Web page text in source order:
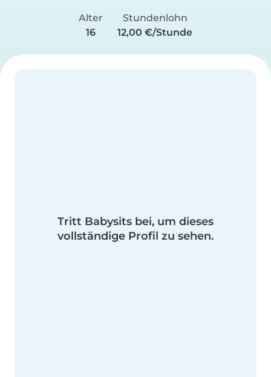
Alter
16
Stundenlohn
12,00 €/Stunde
Tritt Babysits bei, um dieses
vollständige Profil zu sehen.